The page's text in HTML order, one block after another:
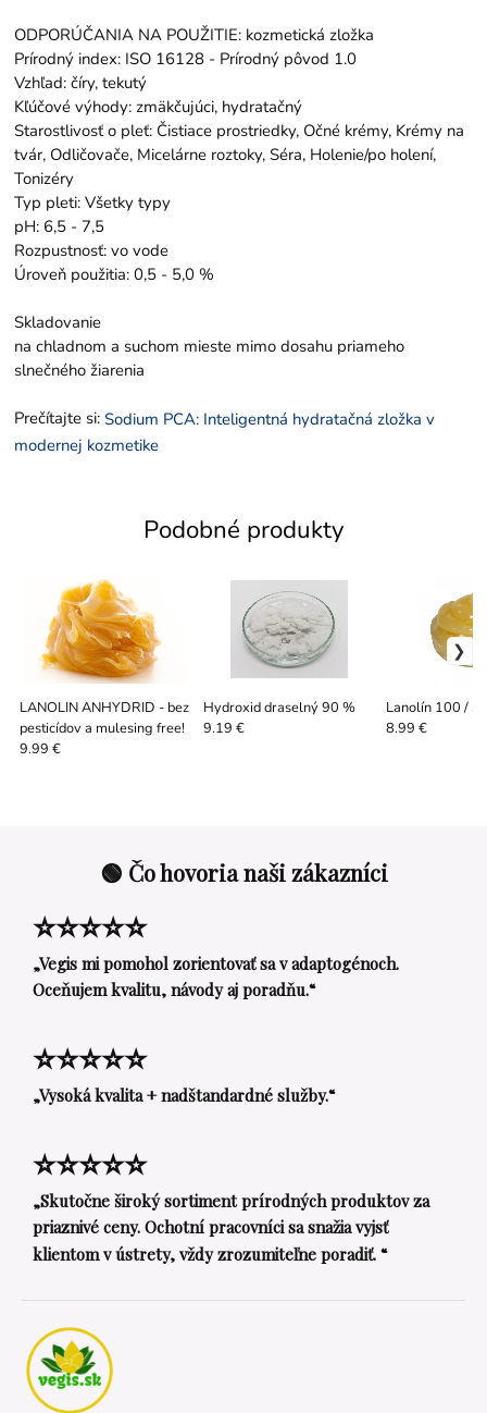
ODPORÚČANIA NA POUŽITIE: kozmetická zložka
Prírodný index: ISO 16128 - Prírodný pôvod 1.0
Vzhľad: číry, tekutý
Kľúčové výhody: zmäkčujúci, hydratačný
Starostlivosť o pleť: Čistiace prostriedky, Očné krémy, Krémy na
tvár, Odličovače, Micelárne roztoky, Séra, Holenie/po holení,
Tonizéry
Typ pleti: Všetky typy
pH: 6,5 - 7,5
Rozpustnosť: vo vode
Úroveň použitia: 0,5 - 5,0 %
Skladovanie
na chladnom a suchom mieste mimo dosahu priameho
slnečného žiarenia
Prečítajte si:Sodium PCA: Inteligentná hydratačná zložka v
modernej kozmetike
Podobné produkty
LANOLIN ANHYDRID - bez
pesticídov a mulesing free!
9.99 €
Hydroxid draselný 90 %
9.19 €
Lanolín 100 /
8.99 €
🟢 Čo hovoria naši zákazníci
⭐⭐⭐⭐⭐
„Vegis mi pomohol zorientovať sa v adaptogénoch.
Oceňujem kvalitu, návody aj poradňu.“
⭐⭐⭐⭐⭐
„Vysoká kvalita + nadštandardné služby.“
⭐⭐⭐⭐⭐
„Skutočne široký sortiment prírodných produktov za
priaznivé ceny. Ochotní pracovníci sa snažia vyjsť
klientom v ústrety, vždy zrozumiteľne poradiť. “